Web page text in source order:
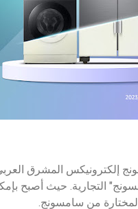
أطلقت شركة سامسونج إلكترونيكس
التجارية. حيث أصبح
المختارة من سامسونج.